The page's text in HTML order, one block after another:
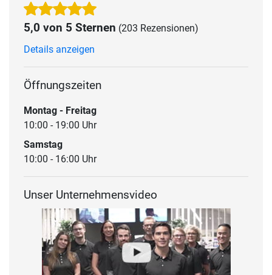
5,0 von 5 Sternen (203 Rezensionen)
Details anzeigen
Öffnungszeiten
Montag - Freitag
10:00 - 19:00 Uhr
Samstag
10:00 - 16:00 Uhr
Unser Unternehmensvideo